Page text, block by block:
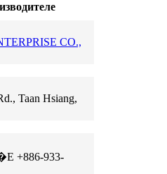
CO.,
Taan Hsiang,
+886-933-